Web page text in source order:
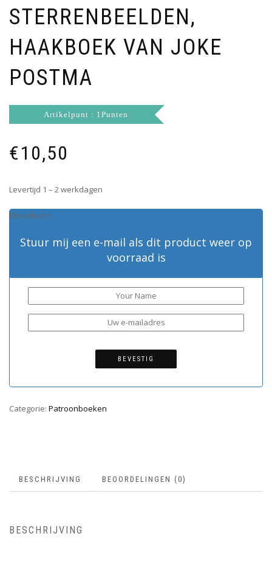
STERRENBEELDEN,
HAAKBOEK VAN JOKE
POSTMA
Artikelpunt : 1Punten
€10,50
Levertijd 1 – 2 werkdagen
Uitverkocht
Stuur mij een e-mail als dit product weer op
voorraad is
BEVESTIG
Categorie: Patroonboeken
BESCHRIJVING BEOORDELINGEN (0)
BESCHRIJVING